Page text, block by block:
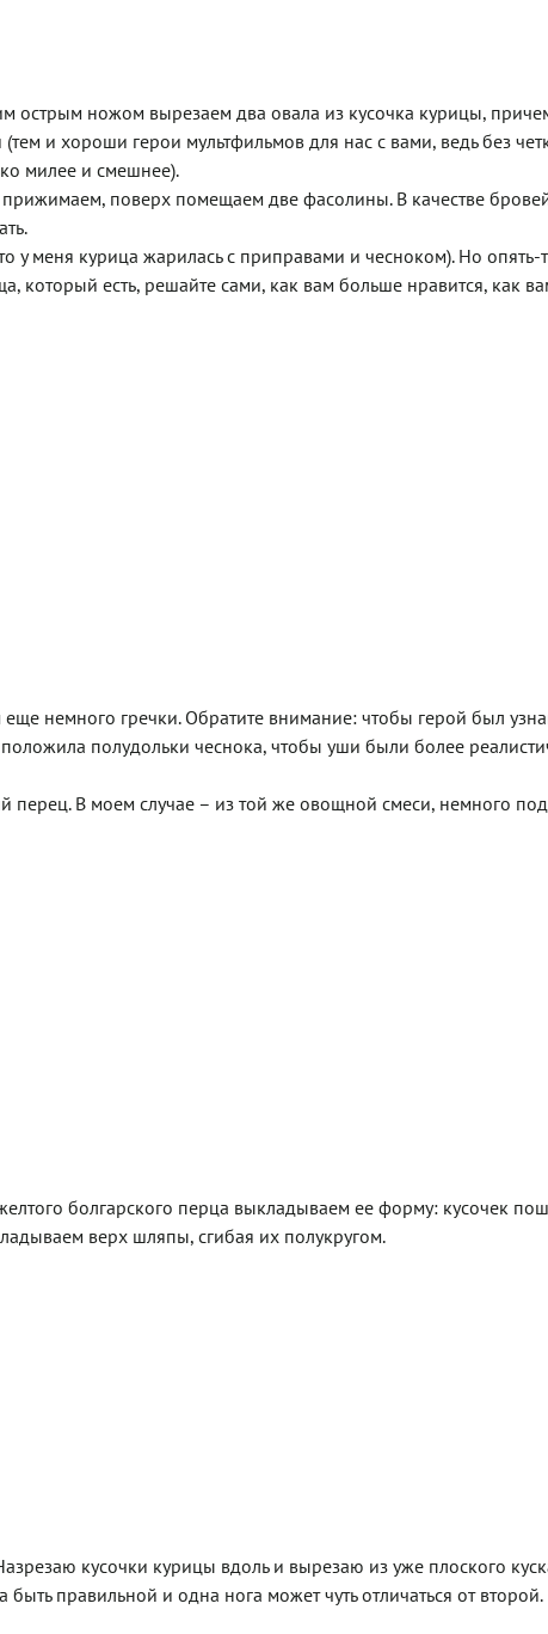
острым ножом вырезаем два овала из кусочка курицы,
и хороши герои мультфильмов для нас с вами, ведь без
милее и смешнее).
поверх помещаем две фасолины. В качестве
у меня курица жарилась с приправами и чесноком). Но опять-
который есть, решайте сами, как вам больше нравится, как
немного гречки. Обратите внимание: чтобы герой был
полудольки чеснока, чтобы уши были более
перец. В моем случае – из той же овощной смеси, немного
болгарского перца выкладываем ее форму: кусочек
верх шляпы, сгибая их полукругом.
кусочки курицы вдоль и вырезаю из уже плоского
правильной и одна нога может чуть отличаться от второй.